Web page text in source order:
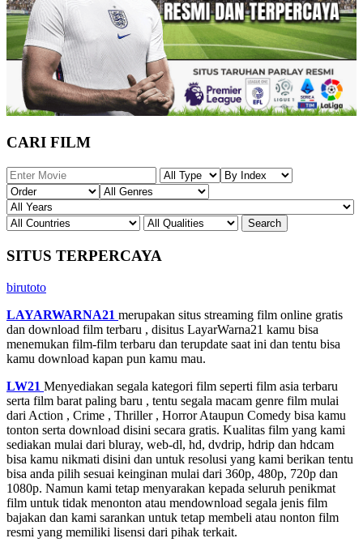
CARI FILM
SITUS TERPERCAYA
birutoto
LAYARWARNA21 merupakan situs streaming film online gratis
dan download film terbaru , disitus LayarWarna21 kamu bisa
menemukan film-film terbaru dan terupdate saat ini dan tentu bisa
kamu download kapan pun kamu mau.
LW21 Menyediakan segala kategori film seperti film asia terbaru
serta film barat paling baru , tentu segala macam genre film mulai
dari Action , Crime , Thriller , Horror Ataupun Comedy bisa kamu
tonton serta download disini secara gratis. Kualitas film yang kami
sediakan mulai dari bluray, web-dl, hd, dvdrip, hdrip dan hdcam
bisa kamu nikmati disini dan untuk resolusi yang kami berikan tentu
bisa anda pilih sesuai keinginan mulai dari 360p, 480p, 720p dan
1080p. Namun kami tetap menyarakan kepada seluruh penikmat
film untuk tidak menonton atau mendownload segala jenis film
bajakan dan kami sarankan untuk tetap membeli atau nonton film
resmi yang memiliki lisensi dari pihak terkait.